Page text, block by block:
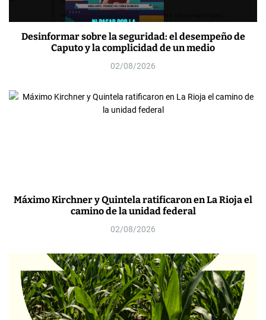
Desinformar sobre la seguridad: el desempeño de
Caputo y la complicidad de un medio
02/08/2026
Máximo Kirchner y Quintela ratificaron en La Rioja el
camino de la unidad federal
02/08/2026